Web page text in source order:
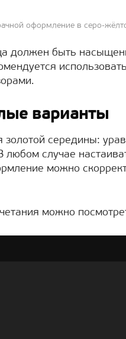
оформление в серо-
должен быть
варианты
середины:
любом случае
можно
можно